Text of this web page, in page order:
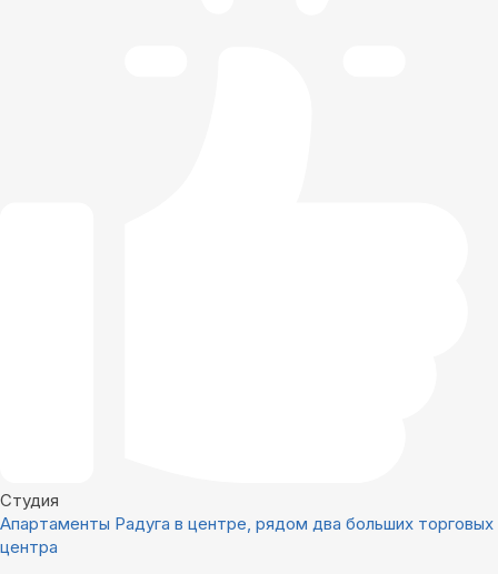
Студия
Апартаменты Радуга в центре, рядом два больших торговых
центра